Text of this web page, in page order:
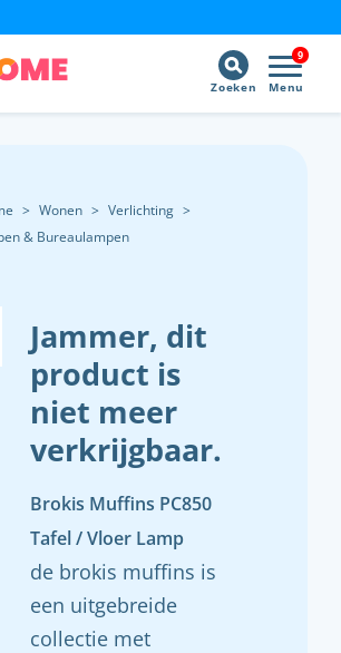
9
Menu
Zoeken
> Wonen > Verlichting >
& Bureaulampen
Jammer, dit
product is
niet meer
verkrijgbaar.
Brokis Muffins PC850
Tafel / Vloer Lamp
de brokis muffins is
een uitgebreide
collectie met